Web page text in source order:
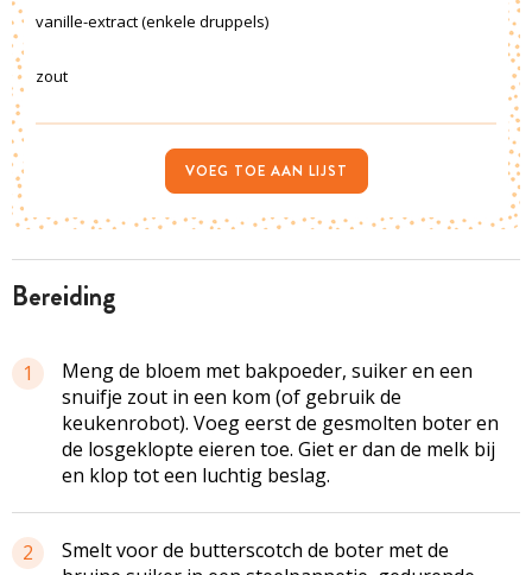
bereiding
1
Meng de bloem met bakpoeder, suiker en een
snuifje zout in een kom (of gebruik de
keukenrobot). Voeg eerst de gesmolten boter en
de losgeklopte eieren toe. Giet er dan de melk bij
en klop tot een luchtig beslag.
2
Smelt voor de butterscotch de boter met de
vanille-extract (enkele druppels)
zout
VOEG TOE AAN LIJST